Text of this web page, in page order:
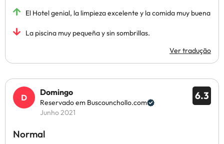
El Hotel genial, la limpieza excelente y la comida muy buena
La piscina muy pequeña y sin sombrillas.
Ver tradução
6.3
Domingo
Reservado em Buscounchollo.com
Junho 2021
Normal